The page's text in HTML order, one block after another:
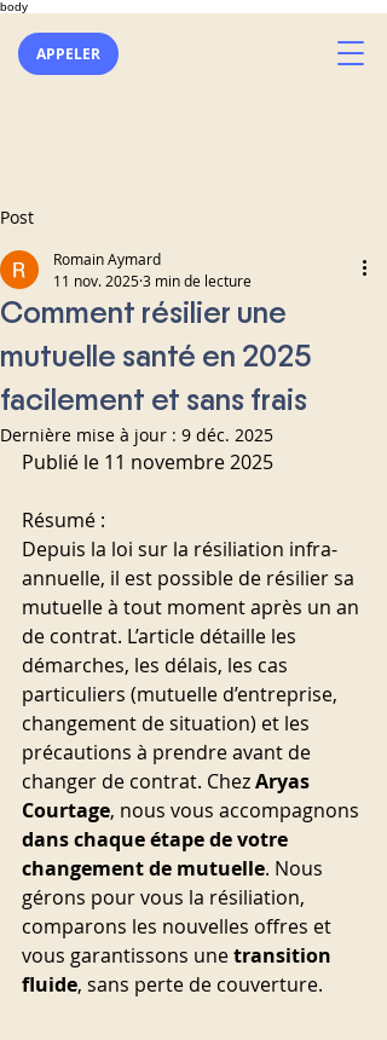
body
APPELER
Post
Comment résilier une
mutuelle santé en 2025
facilement et sans frais
Romain Aymard
11 nov. 20253 min de lecture
Dernière mise à jour : 9 déc. 2025
Publié le 11 novembre 2025
Résumé :
Depuis la loi sur la résiliation infra-
annuelle, il est possible de résilier sa
mutuelle à tout moment après un an
de contrat. L’article détaille les
démarches, les délais, les cas
particuliers (mutuelle d’entreprise,
changement de situation) et les
précautions à prendre avant de
changer de contrat. Chez Aryas
Courtage, nous vous accompagnons
dans chaque étape de votre
changement de mutuelle. Nous
gérons pour vous la résiliation,
comparons les nouvelles offres et
vous garantissons une transition
fluide, sans perte de couverture.